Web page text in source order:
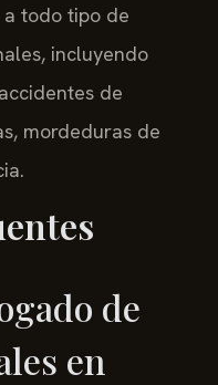
todo tipo de
incluyendo
de
mordeduras de
de
en